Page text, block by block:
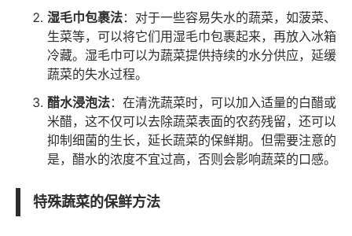
湿毛巾包裹法：对于一些容易失水的蔬菜，如菠菜、
生菜等，可以将它们用湿毛巾包裹起来，再放入冰箱
冷藏。湿毛巾可以为蔬菜提供持续的水分供应，延缓
蔬菜的失水过程。
醋水浸泡法：在清洗蔬菜时，可以加入适量的白醋或
米醋，这不仅可以去除蔬菜表面的农药残留，还可以
抑制细菌的生长，延长蔬菜的保鲜期。但需要注意的
是，醋水的浓度不宜过高，否则会影响蔬菜的口感。
特殊蔬菜的保鲜方法